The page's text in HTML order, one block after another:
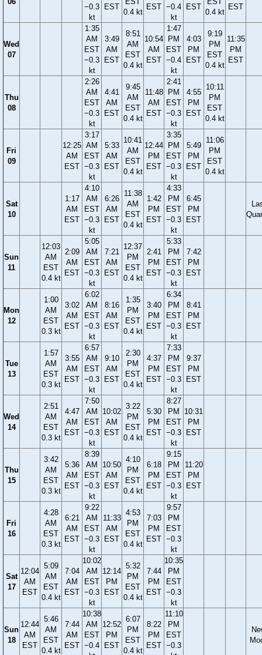
−0.3
kt
EST
0.4 kt
EST −0.4
kt
EST
0.4 kt
EST
Wed
07
1:35
AM
EST
−0.3
kt
3:49
AM
EST
8:51
AM
EST
0.4 kt
10:54
AM
EST
1:47
PM
EST
−0.4
kt
4:03
PM
EST
9:19
PM
EST
0.4 kt
11:35
PM
EST
Thu
08
2:26
AM
EST
−0.3
kt
4:41
AM
EST
9:45
AM
EST
0.4 kt
11:48
AM
EST
2:41
PM
EST
−0.3
kt
4:55
PM
EST
10:11
PM
EST
0.4 kt
Fri
09
12:25
AM
EST
3:17
AM
EST
−0.3
kt
5:33
AM
EST
10:41
AM
EST
0.4 kt
12:44
PM
EST
3:35
PM
EST
−0.3
kt
5:49
PM
EST
11:06
PM
EST
0.4 kt
Sat
10
1:17
AM
EST
4:10
AM
EST
−0.3
kt
6:26
AM
EST
11:38
AM
EST
0.4 kt
1:42
PM
EST
4:33
PM
EST
−0.3
kt
6:45
PM
EST
Sun
11
12:03
AM
EST
0.4 kt
2:09
AM
EST
5:05
AM
EST
−0.3
kt
7:21
AM
EST
12:37
PM
EST
0.4 kt
2:41
PM
EST
5:33
PM
EST
−0.3
kt
7:42
PM
EST
Mon
12
1:00
AM
EST
0.3 kt
3:02
AM
EST
6:02
AM
EST
−0.3
kt
8:16
AM
EST
1:35
PM
EST
0.4 kt
3:40
PM
EST
6:34
PM
EST
−0.3
kt
8:41
PM
EST
Tue
13
1:57
AM
EST
0.3 kt
3:55
AM
EST
6:57
AM
EST
−0.3
kt
9:10
AM
EST
2:30
PM
EST
0.4 kt
4:37
PM
EST
7:33
PM
EST
−0.3
kt
9:37
PM
EST
Wed
14
2:51
AM
EST
0.3 kt
4:47
AM
EST
7:50
AM
EST
−0.3
kt
10:02
AM
EST
3:22
PM
EST
0.4 kt
5:30
PM
EST
8:27
PM
EST
−0.3
kt
10:31
PM
EST
Thu
15
3:42
AM
EST
0.3 kt
5:36
AM
EST
8:39
AM
EST
−0.3
kt
10:50
AM
EST
4:10
PM
EST
0.4 kt
6:18
PM
EST
9:15
PM
EST
−0.3
kt
11:20
PM
EST
Fri
16
4:28
AM
EST
0.3 kt
6:21
AM
EST
9:22
AM
EST
−0.3
kt
11:33
AM
EST
4:53
PM
EST
0.4 kt
7:03
PM
EST
9:57
PM
EST
−0.3
kt
Sat
17
12:04
AM
EST
5:09
AM
EST
0.4 kt
7:04
AM
EST
10:02
AM
EST
−0.3
kt
12:14
PM
EST
5:32
PM
EST
0.4 kt
7:44
PM
EST
10:35
PM
EST
−0.3
kt
Sun
18
12:44
AM
EST
5:46
AM
EST
0.4 kt
7:44
AM
EST
10:38
AM
EST
−0.4
12:52
PM
EST
6:07
PM
EST
0.4 kt
8:22
PM
EST
11:10
PM
EST
−0.3